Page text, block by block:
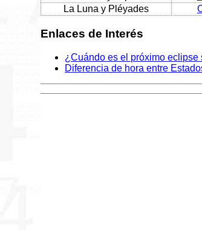
La Luna y Pléyades
Enlaces de Interés
¿Cuándo es el próximo eclipse
Diferencia de hora entre